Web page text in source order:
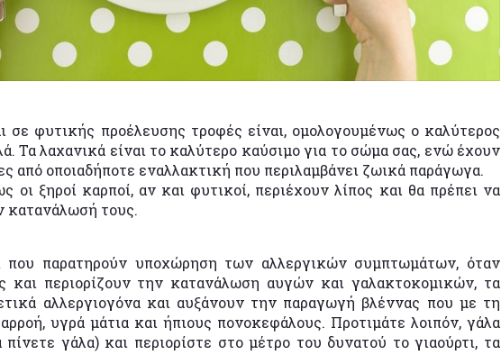
σε φυτικής προέλευσης τροφές είναι, ομολογουμένως ο καλύτερος
Τα λαχανικά είναι το καλύτερο καύσιμο για το σώμα σας, ενώ έχουν
από οποιαδήποτε εναλλακτική που περιλαμβάνει ζωικά παράγωγα.
ξηροί καρποί, αν και φυτικοί, περιέχουν λίπος και θα πρέπει να
κατανάλωσή τους.
που παρατηρούν υποχώρηση των αλλεργικών συμπτωμάτων, όταν
και περιορίζουν την κατανάλωση αυγών και γαλακτοκομικών, τα
αλλεργιογόνα και αυξάνουν την παραγωγή βλέννας που με τη
υγρά μάτια και ήπιους πονοκεφάλους. Προτιμάτε λοιπόν, γάλα
γάλα) και περιορίστε στο μέτρο του δυνατού το γιαούρτι, τα